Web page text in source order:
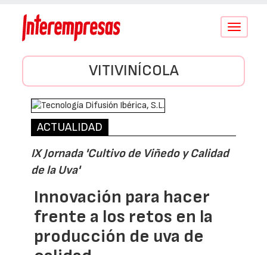
Conmutar
VITIVINÍCOLA
ACTUALIDAD
IX Jornada 'Cultivo de Viñedo y Calidad
de la Uva'
Innovación para hacer
frente a los retos en la
producción de uva de